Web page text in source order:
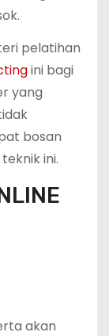
pelatihan
ini bagi
yang
bosan
ini.
akan